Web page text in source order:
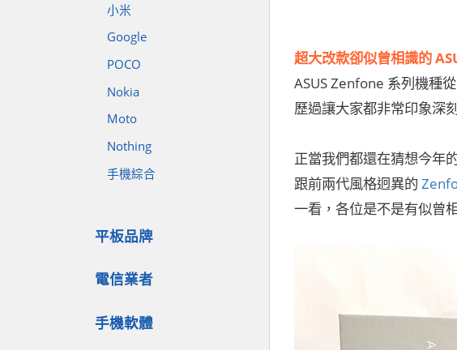
小米
Google
POCO
Nokia
Moto
Nothing
手機綜合
平板品牌
電信業者
手機軟體
超大改款卻似曾相識的
ASUS Zenfone 系列機種
歷過讓大家都非常印象深
正當我們都還在猜想今年
跟前兩代風格迥異的
一看，各位是不是有似曾